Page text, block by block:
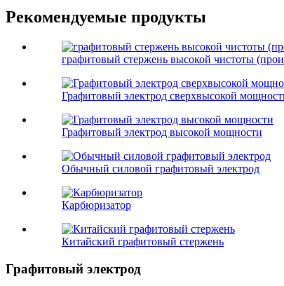
Рекомендуемые продукты
графитовый стержень высокой чистоты
Графитовый электрод сверхвысокой
Графитовый электрод высокой мощности
Обычный силовой графитовый электрод
Карбюризатор
Китайский графитовый стержень
Графитовый электрод